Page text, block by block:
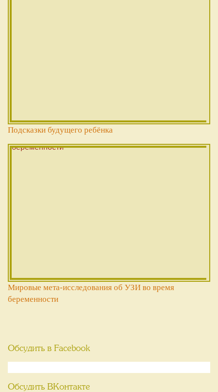
Подсказки будущего ребёнка
Мировые мета-исследования об УЗИ во время
беременности
Обсудить в Facebook
Обсудить ВКонтакте